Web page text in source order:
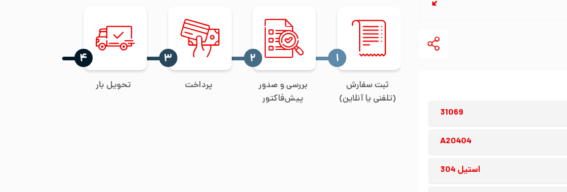
31069
A20404
استیل 304
ثبت سفارش
(تلفنی یا آنلاین)
‍۱
بررسی و صدور
پیش‌فاکتور
‍۲
پرداخت
‍۳
تحویل بار
‍۴